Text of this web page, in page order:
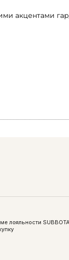
акцентами
лояльности